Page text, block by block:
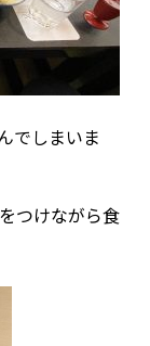
でしまいま
つけながら食